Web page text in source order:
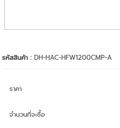
รหัสสินค้า :DH-HAC-HFW1200CMP-A
ราคา
จำนวนที่จะซื้อ